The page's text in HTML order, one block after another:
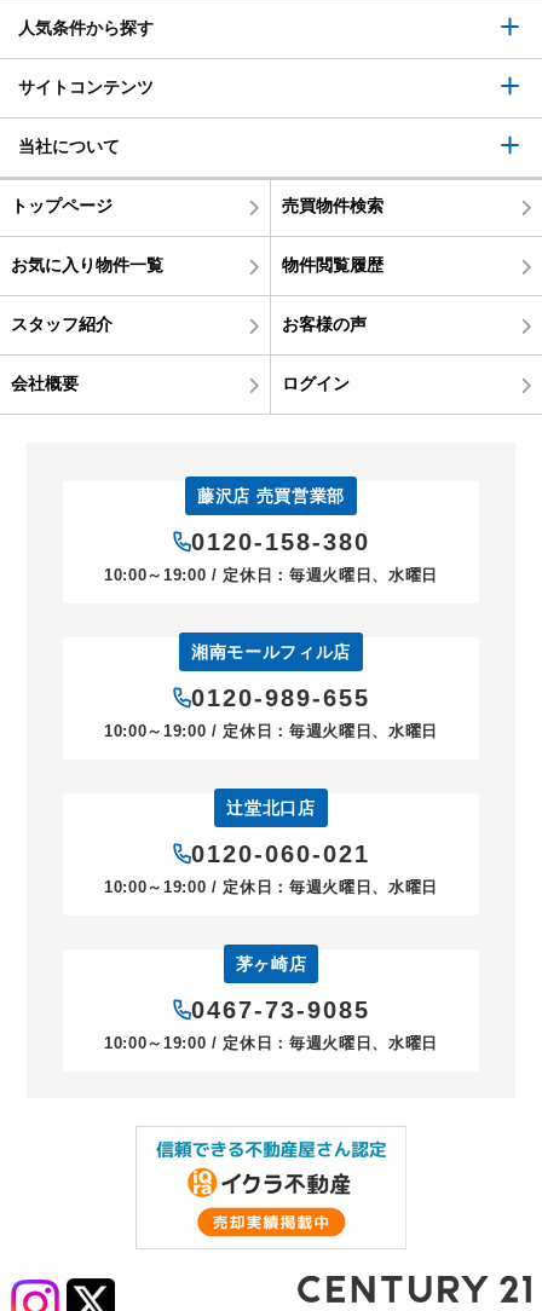
人気条件から探す
サイトコンテンツ
当社について
トップページ 売買物件検索
お気に入り物件一覧 物件閲覧履歴
スタッフ紹介 お客様の声
会社概要 ログイン
藤沢店 売買営業部
0120-158-380
10:00～19:00 / 定休日：毎週火曜日、水曜日
湘南モールフィル店
0120-989-655
10:00～19:00 / 定休日：毎週火曜日、水曜日
辻堂北口店
0120-060-021
10:00～19:00 / 定休日：毎週火曜日、水曜日
茅ヶ崎店
0467-73-9085
10:00～19:00 / 定休日：毎週火曜日、水曜日